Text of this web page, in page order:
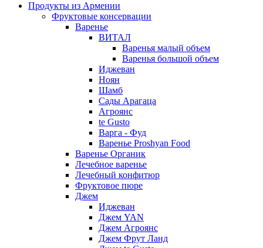
Продукты из Армении
Фруктовые консервации
Варенье
ВИТАЛ
Варенья малый объем
Варенья большой объем
Иджеван
Ноян
Шамб
Сады Арагаца
Агроянс
te Gusto
Варга - Фуд
Варенье Proshyan Food
Варенье Органик
Лечебное варенье
Лечебный конфитюр
Фруктовое пюре
Джем
Иджеван
Джем YAN
Джем Агроянс
Джем Фрут Ланд